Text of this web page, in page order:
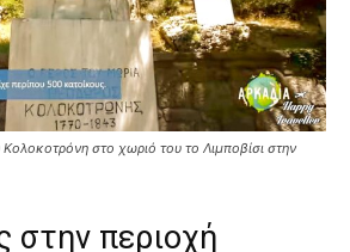
στο χωριό του το Λιμποβίσι στην
στην περιοχή